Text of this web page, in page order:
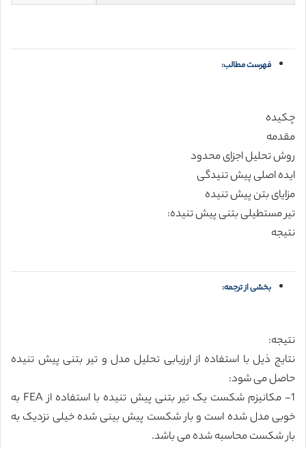
فهرست مطالب:
چکیده
مقدمه
روش تحلیل اجزای محدود
ایده اصلی پیش تنیدگی
مزایای بتن پیش تنیده
تیر مستطیلی بتنی پیش تنیده:
نتیجه
بخشی از ترجمه:
نتیجه:
نتایج ذیل با استفاده از ارزیابی تحلیل مدل و تیر بتنی پیش تنیده
حاصل می شود:
1- مکانیزم شکست یک تیر بتنی پیش تنیده با استفاده از FEA به
خوبی مدل شده است و بار شکست پیش بینی شده خیلی نزدیک به
بار شکست محاسبه شده می باشد.